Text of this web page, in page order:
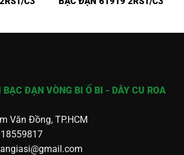
BẠC ĐẠN VÒNG BI Ổ BI - DÂY CU ROA
Văn Đồng, TP.HCM